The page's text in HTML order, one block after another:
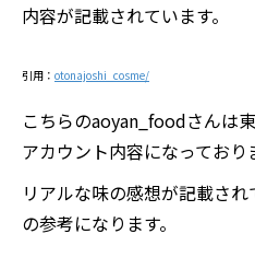
内容が記載されています。
引用： otonajoshi_cosme/
こちらのaoyan_foodさんは
アカウント内容になっており
リアルな味の感想が記載さ
の参考になります。